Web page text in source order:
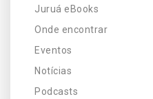
Juruá eBooks
Onde encontrar
Eventos
Notícias
Podcasts